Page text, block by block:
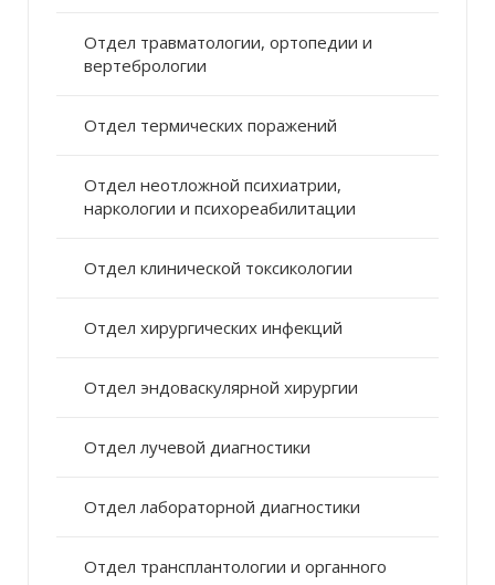
Отдел травматологии, ортопедии и
вертебрологии
Отдел термических поражений
Отдел неотложной психиатрии,
наркологии и психореабилитации
Отдел клинической токсикологии
Отдел хирургических инфекций
Отдел эндоваскулярной хирургии
Отдел лучевой диагностики
Отдел лабораторной диагностики
Отдел трансплантологии и органного